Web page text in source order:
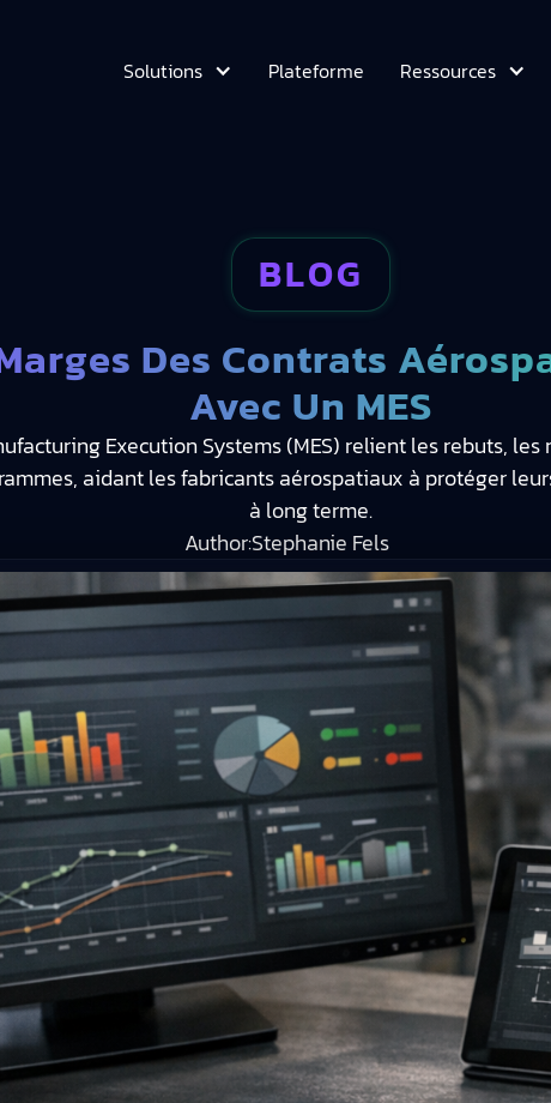
Solutions Plateforme Ressources
BLOG
Des Contrats
Avec Un MES
Execution Systems (MES) relient les rebuts,
aidant les fabricants aérospatiaux à protéger
à long terme.
Author:Stephanie Fels